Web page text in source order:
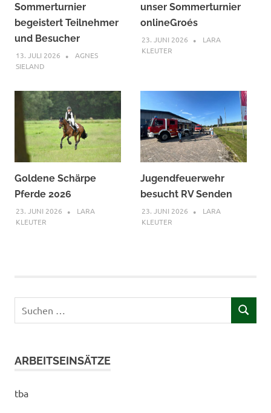
Sommerturnier
begeistert Teilnehmer
und Besucher
13. JULI 2026
AGNES
SIELAND
unser Sommerturnier
onlineGroés
23. JUNI 2026
LARA
KLEUTER
Goldene Schärpe
Pferde 2026
23. JUNI 2026
LARA
KLEUTER
Jugendfeuerwehr
besucht RV Senden
23. JUNI 2026
LARA
KLEUTER
Suchen
SUCHEN
ARBEITSEINSÄTZE
tba